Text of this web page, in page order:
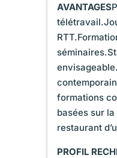
AVANTAGES
formations
basées sur
restaurant
PROFIL